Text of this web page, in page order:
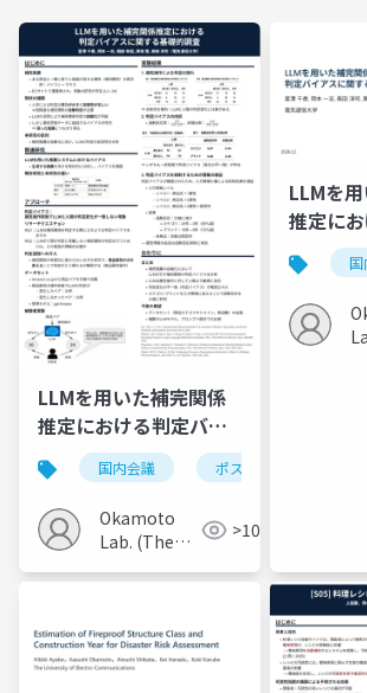
LLMを用いた補完関係
推定における判定バイ
アスに関する基礎的調
査
国内会議 ポスター
Okamoto
Lab. (The
>100
LLMを
推定に
アスに関
査